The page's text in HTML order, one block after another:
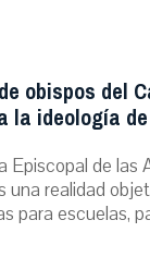
obispos del
la ideología
Episcopal de las
una realidad
para escuelas,